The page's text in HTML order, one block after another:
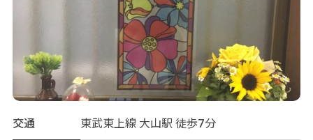
交通
東武東上線 大山駅 徒歩7分